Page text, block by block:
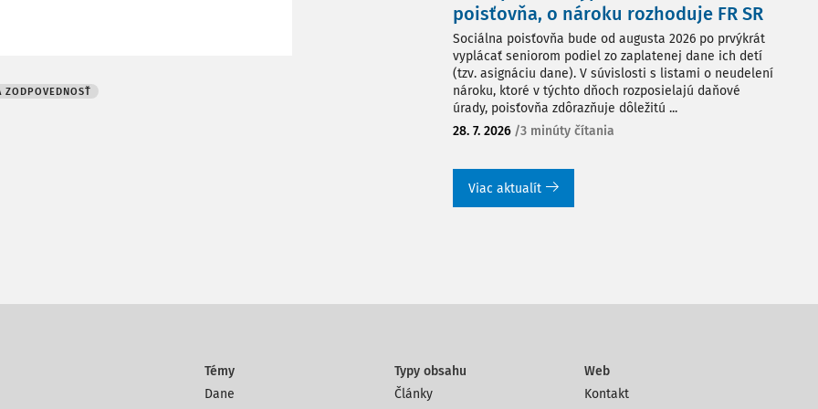
ZODPOVEDNOSŤ
poisťovňa, o nároku rozhoduje FR SR
Sociálna poisťovňa bude od augusta 2026 po prvýkrát
vyplácať seniorom podiel zo zaplatenej dane ich detí
(tzv. asignáciu dane). V súvislosti s listami o neudelení
nároku, ktoré v týchto dňoch rozposielajú daňové
úrady, poisťovňa zdôrazňuje dôležitú ...
28. 7. 2026 /3 minúty čítania
Viac aktualít
Témy
Dane
Typy obsahu
Články
Web
Kontakt